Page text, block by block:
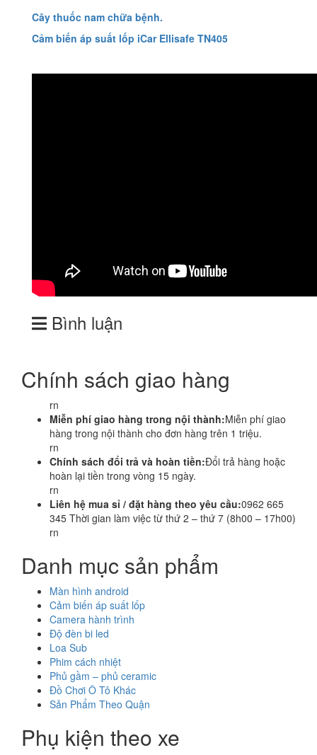
Cây thuốc nam chữa bệnh.
Cảm biến áp suất lốp iCar Ellisafe TN405
Bình luận
Chính sách giao hàng
rn
Miễn phí giao hàng trong nội thành:Miễn phí giao
hàng trong nội thành cho đơn hàng trên 1 triệu.
rn
Chính sách đổi trả và hoàn tiền:Đổi trả hàng hoặc
hoàn lại tiền trong vòng 15 ngày.
rn
Liên hệ mua sỉ / đặt hàng theo yêu cầu:0962 665
345 Thời gian làm việc từ thứ 2 – thứ 7 (8h00 – 17h00)
rn
Danh mục sản phẩm
Màn hình android
Cảm biến áp suất lốp
Camera hành trình
Độ đèn bi led
Loa Sub
Phim cách nhiệt
Phủ gầm – phủ ceramic
Đồ Chơi Ô Tô Khác
Sản Phẩm Theo Quận
Phụ kiện theo xe